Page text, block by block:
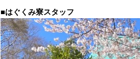
■はぐくみ寮スタッフ